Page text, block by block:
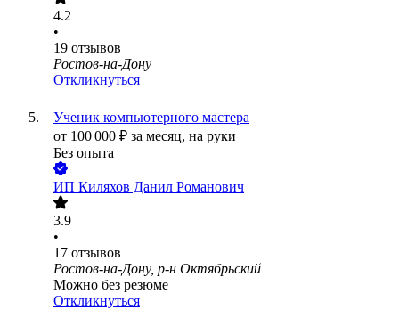
4.2
•
19 отзывов
Ростов-на-Дону
Откликнуться
Ученик компьютерного мастера
от 100 000 ₽ за месяц, на руки
Без опыта
ИП Киляхов Данил Романович
3.9
•
17 отзывов
Ростов-на-Дону, р-н Октябрьский
Можно без резюме
Откликнуться